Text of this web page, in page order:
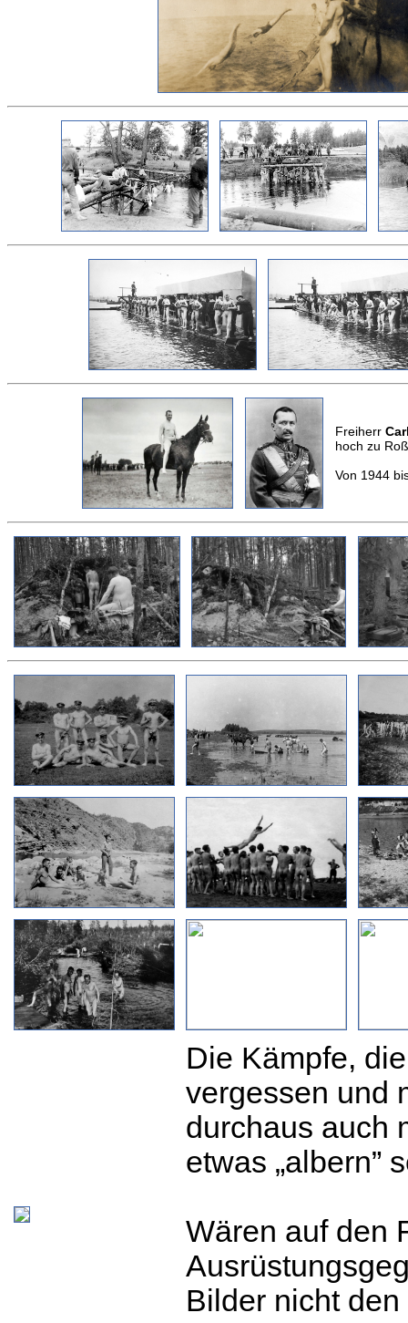
Freiherr
hoch zu
Von 1944
Die Kämpfe,
vergessen und
durchaus auch
etwas „albern”
Wären auf den
Bilder nicht